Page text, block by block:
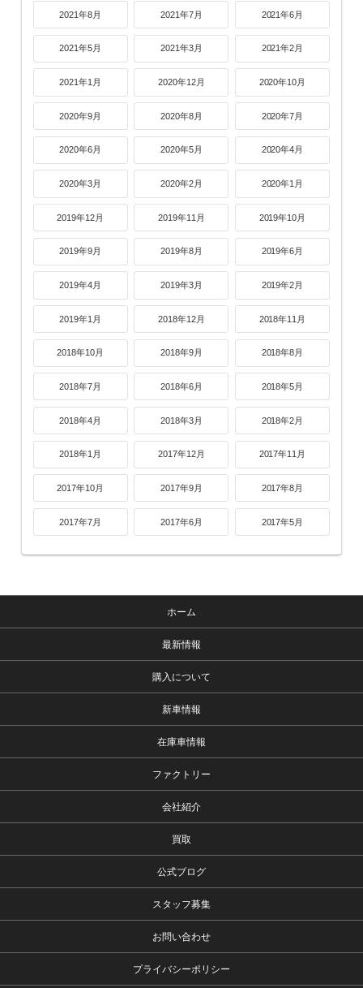
2021年8月 2021年7月 2021年6月
2021年5月 2021年3月 2021年2月
2021年1月 2020年12月 2020年10月
2020年9月 2020年8月 2020年7月
2020年6月 2020年5月 2020年4月
2020年3月 2020年2月 2020年1月
2019年12月 2019年11月 2019年10月
2019年9月 2019年8月 2019年6月
2019年4月 2019年3月 2019年2月
2019年1月 2018年12月 2018年11月
2018年10月 2018年9月 2018年8月
2018年7月 2018年6月 2018年5月
2018年4月 2018年3月 2018年2月
2018年1月 2017年12月 2017年11月
2017年10月 2017年9月 2017年8月
2017年7月 2017年6月 2017年5月
ホーム
最新情報
購入について
新車情報
在庫車情報
ファクトリー
会社紹介
買取
公式ブログ
スタッフ募集
お問い合わせ
プライバシーポリシー